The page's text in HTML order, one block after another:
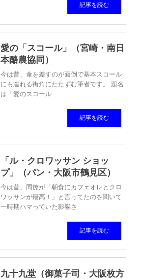
記事を読む
愛の「スコール」（宮崎・南日
本酪農協同）
今は昔、傘を差すのが面倒で基本スコール
にも濡れる街角にたたずむ筆者です。 題名
は「愛のスコール
記事を読む
「ル・クロワッサン ショッ
プ」（パン・大阪市鶴見区）
今は昔、同僚が「朝食にカフェオレとクロ
ワッサンが最高！」と言ってたのを聞いて
一時期ハマっていた影響さ
記事を読む
九十九堂（御菓子司・大阪枚方